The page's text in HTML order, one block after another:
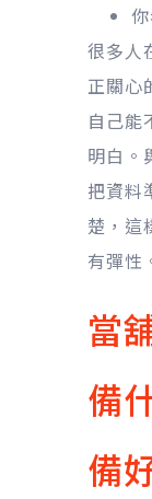
很多人
正關心
自己能
明白。
把資料
楚，這
有彈性
當
備
備